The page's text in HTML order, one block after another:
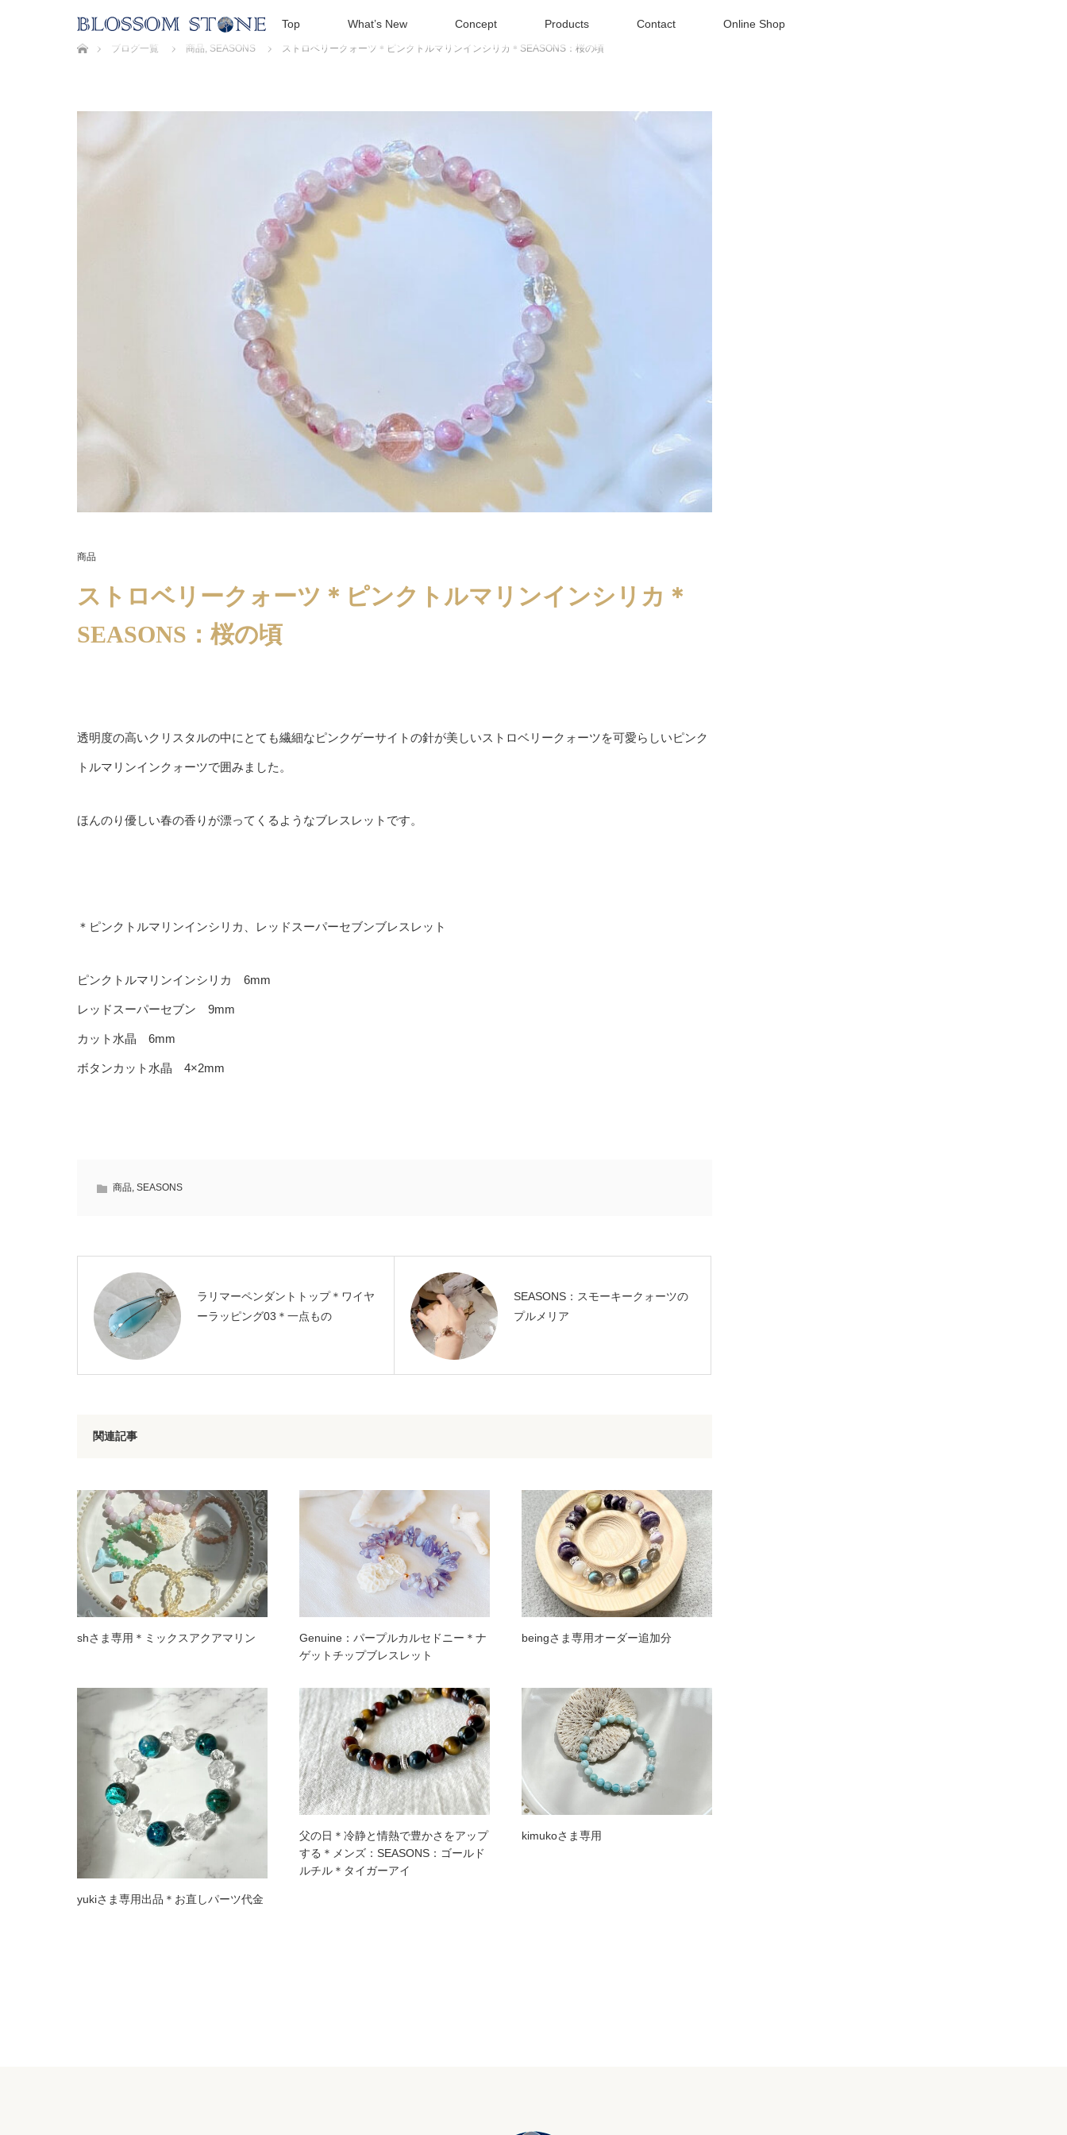
Top What’s New Concept Products Contact Online Shop
ホーム
ブログ一覧
商品, SEASONS ストロベリークォーツ＊ピンクトルマリンインシリカ＊SEASONS：桜の頃
商品
ストロベリークォーツ＊ピンクトルマリンインシリカ＊
SEASONS：桜の頃
透明度の高いクリスタルの中にとても繊細なピンクゲーサイトの針が美しいストロベリークォーツを可愛らしいピンク
トルマリンインクォーツで囲みました。
ほんのり優しい春の香りが漂ってくるようなブレスレットです。
＊ピンクトルマリンインシリカ、レッドスーパーセブンブレスレット
ピンクトルマリンインシリカ 6mm
レッドスーパーセブン 9mm
カット水晶 6mm
ボタンカット水晶 4×2mm
商品, SEASONS
ラリマーペンダントトップ＊ワイヤ
ーラッピング03＊一点もの
SEASONS：スモーキークォーツの
プルメリア
関連記事
shさま専用＊ミックスアクアマリン
Genuine：パープルカルセドニー＊ナ
ゲットチップブレスレット
beingさま専用オーダー追加分
yukiさま専用出品＊お直しパーツ代金
父の日＊冷静と情熱で豊かさをアップ
する＊メンズ：SEASONS：ゴールド
ルチル＊タイガーアイ
kimukoさま専用